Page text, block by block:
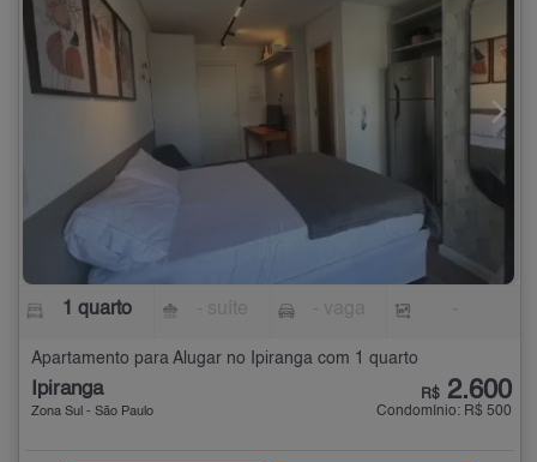
1 quarto
Apartamento para Alugar no Ipiranga com 1 quarto
Ipiranga
Zona Sul - São Paulo
R$ 2.600
Condomínio: R$ 500